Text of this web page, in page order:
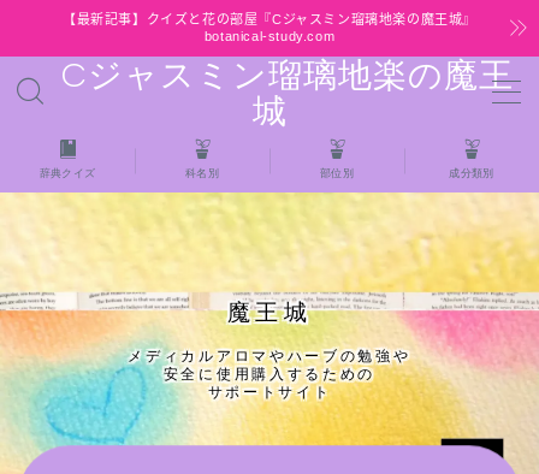
【最新記事】クイズと花の部屋『Cジャスミン瑠璃地楽の魔王城』
botanical-study.com
Cジャスミン瑠璃地楽の魔王
城
MENU
HOME
【最新】クイズと花の部屋
★全種/アロマハーブスパイス基材 プチ辞典ク
イズ＆プチ辞典
★アロマ検定＋αクイズ
★アロマハーブ傾向チェック
辞典クイズ 科名別 部位別 成分類別
魔王城
メディカルアロマやハーブの勉強や
安全に使用購入するための
サポートサイト